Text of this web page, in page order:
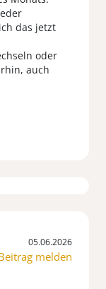
das jetzt
oder
auch
05.06.2026
melden